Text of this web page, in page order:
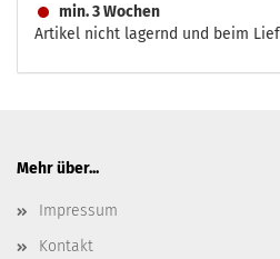
min. 3 Wochen
Artikel nicht lagernd und beim
Mehr über...
Impressum
Kontakt